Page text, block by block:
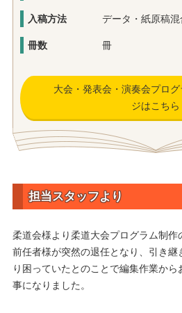
入稿方法 データ・紙原稿混
冊数 冊
大会・発表会・演奏会プロ
ジはこちら
担当スタッフより
柔道会様より柔道大会プログラム制作
前任者様が突然の退任となり、引き継
り困っていたとのことで編集作業か
事になりました。